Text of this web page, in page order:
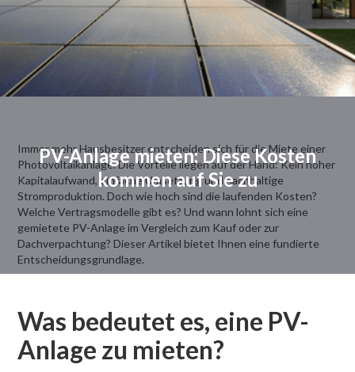
PV-Anlage mieten: Diese Kosten
kommen auf Sie zu
Immer mehr Hausbesitzer entscheiden sich für die Miete einer
Photovoltaikanlage. Die Vorteile liegen auf der Hand: Kein hoher
Kapitalaufwand, einfache Umsetzung und nachhaltige
Stromproduktion. Doch wie hoch sind die laufenden Kosten?
Welche Vertragsmodelle gibt es? Und wann lohnt sich eine
gemietete PV-Anlage im Vergleich zum Kauf oder zur
Dachverpachtung? Dieser Artikel bietet Ihnen eine fundierte
Entscheidungsgrundlage.
Was bedeutet es, eine PV-
Anlage zu mieten?